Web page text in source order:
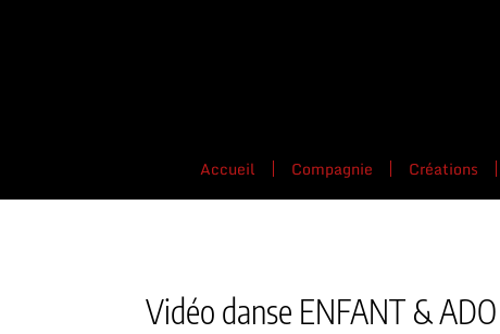
Accueil Compagnie Créations
Vidéo danse ENFANT &